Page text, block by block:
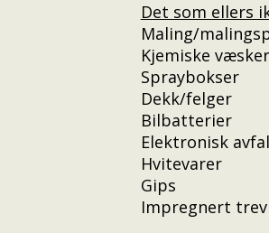
Det som ellers
Maling/
Kjemiske væsker
Spraybokser
Dekk/felger
Bilbatterier
Elektronisk
Hvitevarer
Gips
Impregnert